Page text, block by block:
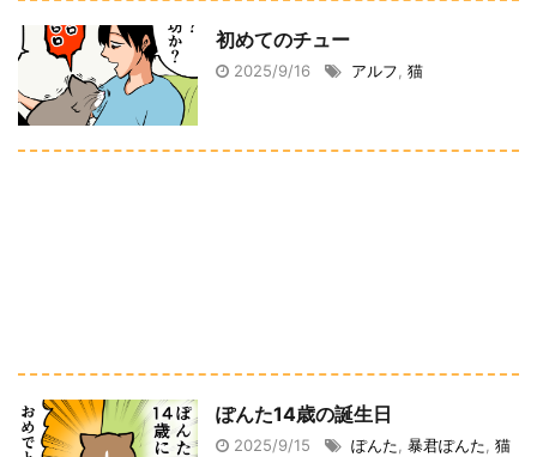
初めてのチュー
2025/9/16 アルフ 猫
ぽんた14歳の誕生日
2025/9/15 ぽんた, 暴君ぽんた, 猫